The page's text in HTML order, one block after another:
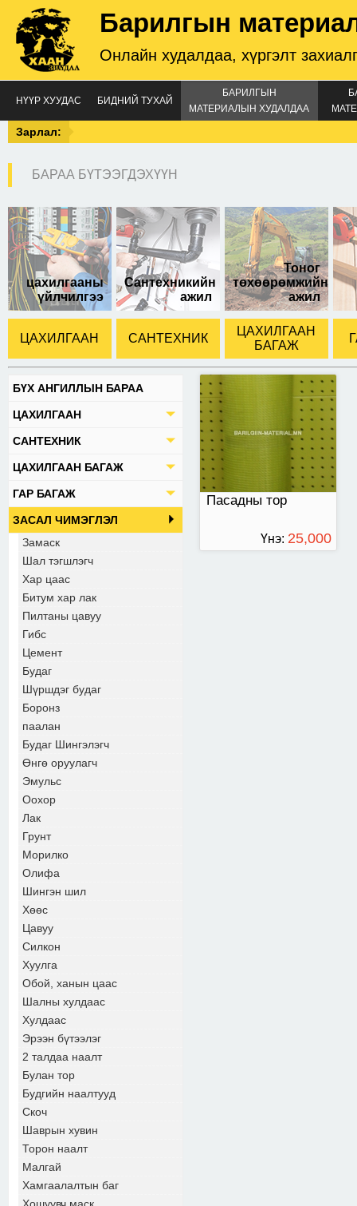
Барилгын
Онлайн худалдаа, хүргэлт
НҮҮР ХУУДАС БИДНИЙ ТУХАЙ
БАРИЛГЫН
МАТЕРИАЛЫН ХУДАЛДАА
Зарлал:
БАРАА БҮТЭЭГДЭХҮҮН
цахилгааны
үйлчилгээ
Сантехникийн
ажил
Тоног
төхөөрөмжийн
ажил
ЦАХИЛГААН САНТЕХНИК
ЦАХИЛГААН
БАГАЖ
БҮХ АНГИЛЛЫН БАРАА
ЦАХИЛГААН
САНТЕХНИК
ЦАХИЛГААН БАГАЖ
ГАР БАГАЖ
ЗАСАЛ ЧИМЭГЛЭЛ
Замаск
Шал тэгшлэгч
Хар цаас
Битум хар лак
Пилтаны цавуу
Гибс
Цемент
Будаг
Шүршдэг будаг
Боронз
паалан
Будаг Шингэлэгч
Өнгө оруулагч
Эмульс
Оохор
Лак
Грунт
Морилко
Олифа
Шингэн шил
Хөөс
Цавуу
Силкон
Хуулга
Обой, ханын цаас
Шалны хулдаас
Хулдаас
Эрээн бүтээлэг
2 талдаа наалт
Булан тор
Будгийн наалтууд
Скоч
Шаврын хувин
Торон наалт
Малгай
Хамгаалалтын баг
Пасадны тор
1 метрийн өргөнтэй
45м-н урттай
Үнэ: 25,000